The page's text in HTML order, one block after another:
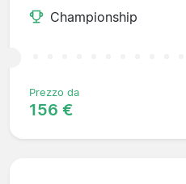
Championship
Prezzo da
156 €